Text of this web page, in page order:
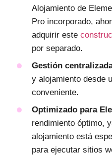
Alojamiento de
Pro incorporado,
adquirir este
por separado.
Gestión
y alojamiento desde
conveniente.
Optimizado para
rendimiento óptimo,
alojamiento está
para ejecutar sitios